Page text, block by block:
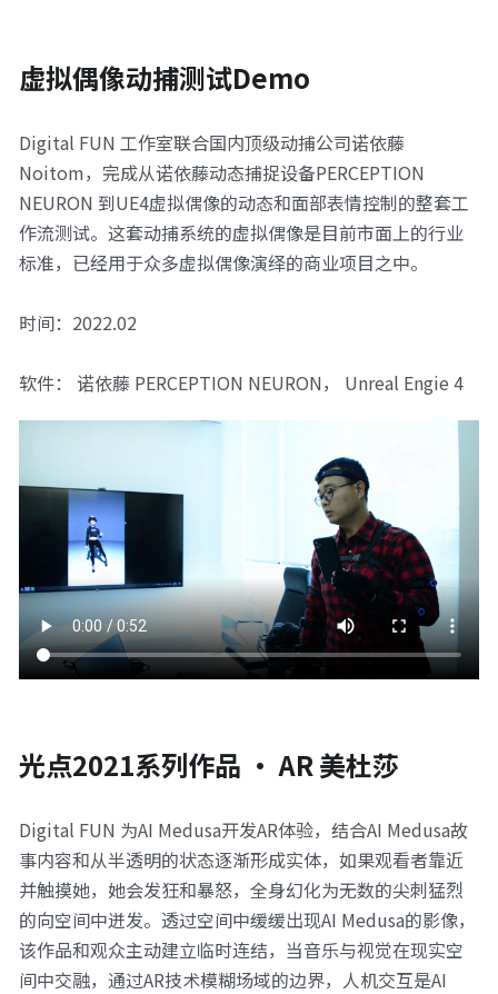
虚拟偶像动捕测试Demo
Digital FUN 工作室联合国内顶级动捕公司诺依藤
Noitom，完成从诺依藤动态捕捉设备PERCEPTION
NEURON 到UE4虚拟偶像的动态和面部表情控制的整套工
作流测试。这套动捕系统的虚拟偶像是目前市面上的行业
标准，已经用于众多虚拟偶像演绎的商业项目之中。
时间：2022.02
软件： 诺依藤 PERCEPTION NEURON， Unreal Engie 4
光点2021系列作品 · AR 美杜莎
Digital FUN 为AI Medusa开发AR体验，结合AI Medusa故
事内容和从半透明的状态逐渐形成实体，如果观看者靠近
并触摸她，她会发狂和暴怒，全身幻化为无数的尖刺猛烈
的向空间中迸发。透过空间中缓缓出现AI Medusa的影像，
该作品和观众主动建立临时连结，当音乐与视觉在现实空
间中交融，通过AR技术模糊场域的边界，人机交互是AI